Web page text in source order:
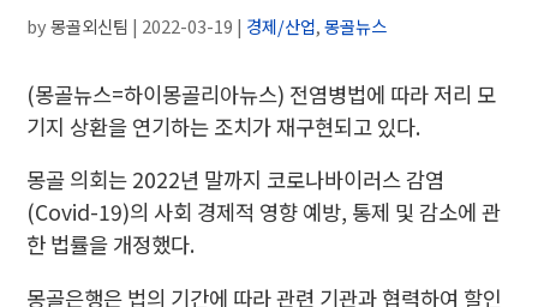
by몽골외신팀 | 2022-03-19 | 경제/산업,몽골뉴스
(몽골뉴스=하이몽골리아뉴스) 전염병법에 따라 저리 모
기지 상환을 연기하는 조치가 재구현되고 있다.
몽골 의회는 2022년 말까지 코로나바이러스 감염
(Covid-19)의 사회 경제적 영향 예방, 통제 및 감소에 관
한 법률을 개정했다.
몽골은행은 법의 기간에 따라 관련 기관과 협력하여 할인